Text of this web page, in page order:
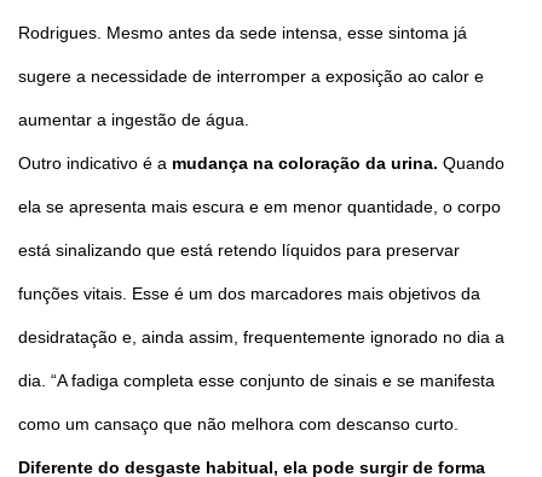
Rodrigues. Mesmo antes da sede intensa, esse sintoma já
sugere a necessidade de interromper a exposição ao calor e
aumentar a ingestão de água.
Outro indicativo é a mudança na coloração da urina. Quando
ela se apresenta mais escura e em menor quantidade, o corpo
está sinalizando que está retendo líquidos para preservar
funções vitais. Esse é um dos marcadores mais objetivos da
desidratação e, ainda assim, frequentemente ignorado no dia a
dia. “A fadiga completa esse conjunto de sinais e se manifesta
como um cansaço que não melhora com descanso curto.
Diferente do desgaste habitual, ela pode surgir de forma